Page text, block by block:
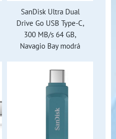
SanDisk Ultra Dual
Drive Go USB Type-C,
300 MB/s 64 GB,
Navagio Bay modrá